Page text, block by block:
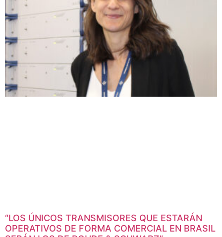
“LOS ÚNICOS TRANSMISORES QUE ESTARÁN
OPERATIVOS DE FORMA COMERCIAL EN BRASIL